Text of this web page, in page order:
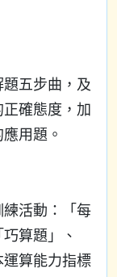
五步曲，及
確態度，加
用題。
活動：「每
算題」、
運算能力指標